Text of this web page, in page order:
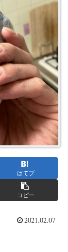
はてブ
コピー
2021.02.07